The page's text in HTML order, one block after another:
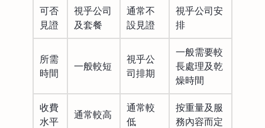
可否
見證
視乎公司
及套餐
通常不
設見證
視乎公司安
排
所需
時間
一般較短
視乎公
司排期
一般需要較
長處理及乾
燥時間
收費
水平
通常較高
通常較
低
按重量及服
務內容而定